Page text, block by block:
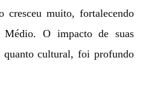
muito, fortalecendo
Médio. O impacto de suas
quanto cultural, foi profundo